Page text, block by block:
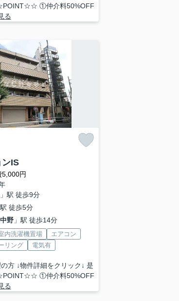
①仲介料50%OFF
る
IS
円
」駅 徒歩9分
徒歩5分
野」駅 徒歩14分
内洗濯機置場
エアコン
リング 電気有
方 ↓物件詳細をクリック↓ 是
①仲介料50%OFF
る